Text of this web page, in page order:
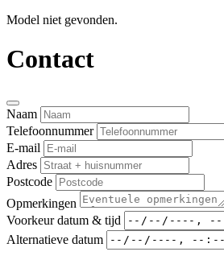
Model niet gevonden.
Contact
Naam
Telefoonnummer
E-mail
Adres
Postcode
Opmerkingen
Voorkeur datum & tijd
Alternatieve datum